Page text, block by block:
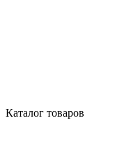
Каталог товаров